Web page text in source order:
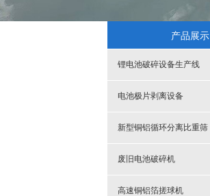
产品展示
锂电池破碎设备生产线
电池极片剥离设备
新型铜铝循环分离比重筛
废旧电池破碎机
高速铜铝箔搓球机